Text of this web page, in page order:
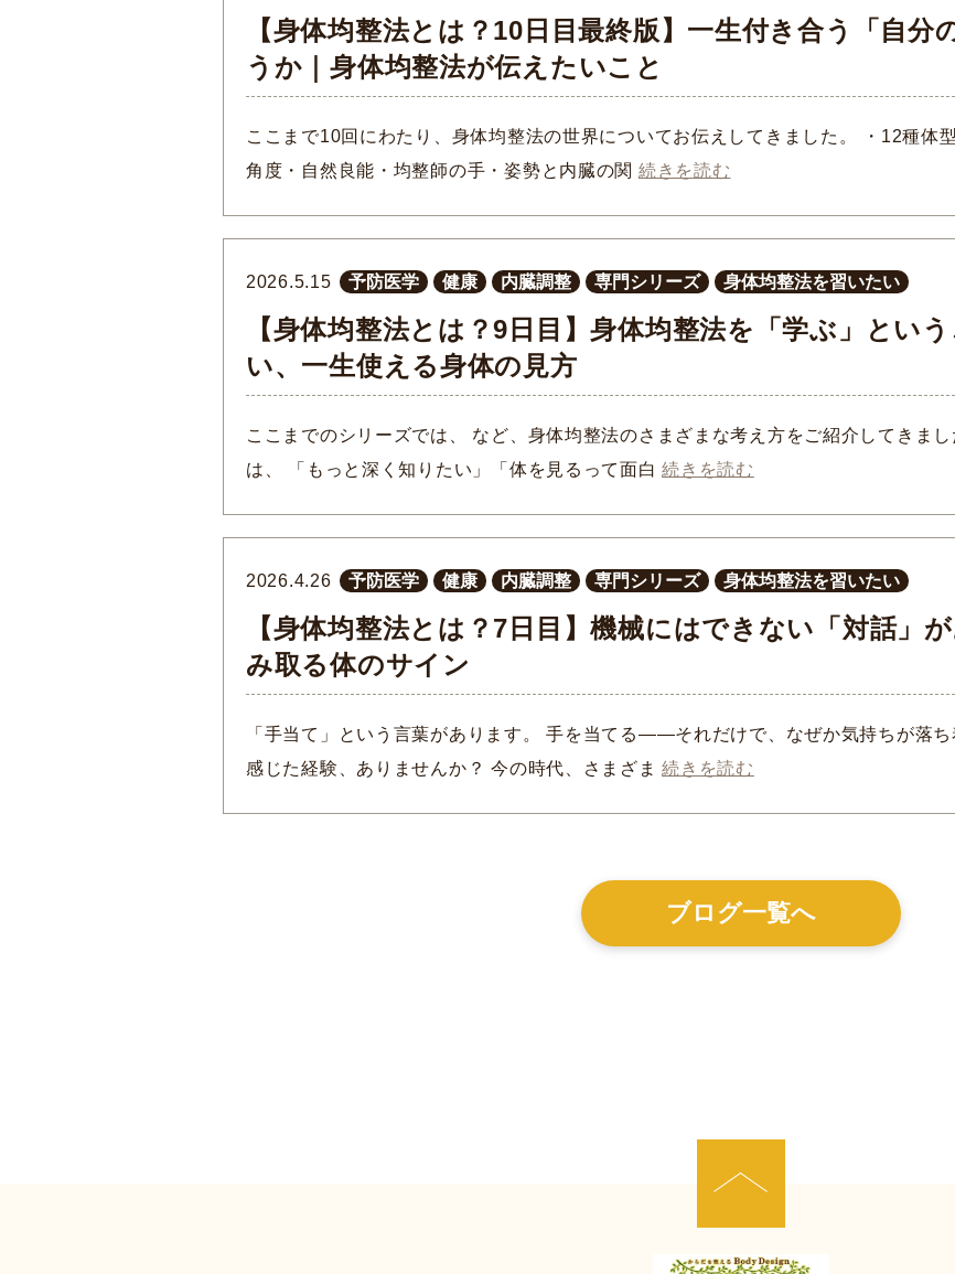
【身体均整法とは？10日目最終版】一生付き合う「自分
うか｜身体均整法が伝えたいこと
ここまで10回にわたり、身体均整法の世界についてお伝えしてきました。 ・12種体
角度・自然良能・均整師の手・姿勢と内臓の関 続きを読む
2026.5.15 予防医学 健康 内臓調整 専門シリーズ 身体均整法を習いたい
【身体均整法とは？9日目】身体均整法を「学ぶ」とい
い、一生使える身体の見方
ここまでのシリーズでは、 など、身体均整法のさまざまな考え方をご紹介してきま
は、 「もっと深く知りたい」「体を見るって面白続きを読む
2026.4.26 予防医学 健康 内臓調整 専門シリーズ 身体均整法を習いたい
【身体均整法とは？7日目】機械にはできない「対話」
み取る体のサイン
「手当て」という言葉があります。 手を当てる——それだけで、なぜか気持ちが落
感じた経験、ありませんか？ 今の時代、さまざま続きを読む
ブログ一覧へ